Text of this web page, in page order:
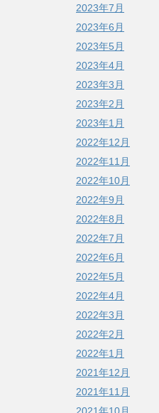
2023年7月
2023年6月
2023年5月
2023年4月
2023年3月
2023年2月
2023年1月
2022年12月
2022年11月
2022年10月
2022年9月
2022年8月
2022年7月
2022年6月
2022年5月
2022年4月
2022年3月
2022年2月
2022年1月
2021年12月
2021年11月